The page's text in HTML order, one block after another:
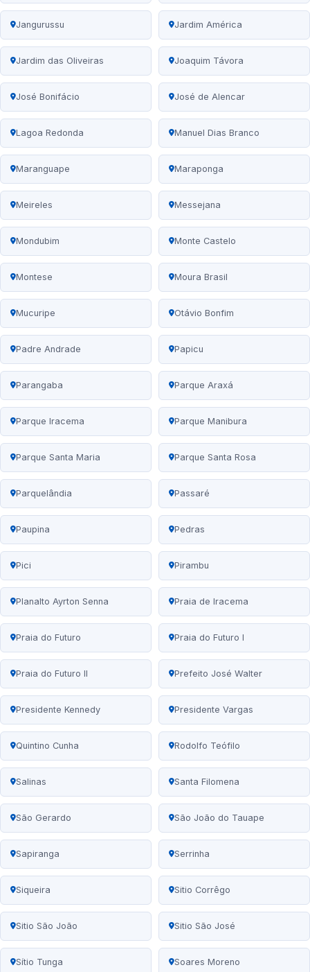
Jangurussu Jardim América
Jardim das Oliveiras Joaquim Távora
José Bonifácio José de Alencar
Lagoa Redonda Manuel Dias Branco
Maranguape Maraponga
Meireles Messejana
Mondubim Monte Castelo
Montese Moura Brasil
Mucuripe Otávio Bonfim
Padre Andrade Papicu
Parangaba Parque Araxá
Parque Iracema Parque Manibura
Parque Santa Maria Parque Santa Rosa
Parquelândia Passaré
Paupina Pedras
Pici Pirambu
Planalto Ayrton Senna Praia de Iracema
Praia do Futuro Praia do Futuro I
Praia do Futuro II Prefeito José Walter
Presidente Kennedy Presidente Vargas
Quintino Cunha Rodolfo Teófilo
Salinas Santa Filomena
São Gerardo São João do Tauape
Sapiranga Serrinha
Siqueira Sitio Corrêgo
Sitio São João Sitio São José
Sítio Tunga Soares Moreno